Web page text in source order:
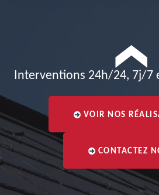
Interventions 24h/24, 7j/7
VOIR NOS
CONTACTEZ